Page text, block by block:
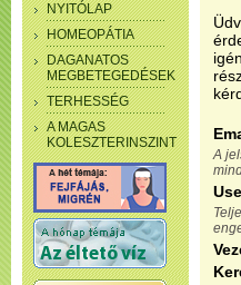
NYITÓLAP
HOMEOPÁTIA
DAGANATOS
MEGBETEGEDÉSEK
TERHESSÉG
A MAGAS
KOLESZTERINSZINT
A